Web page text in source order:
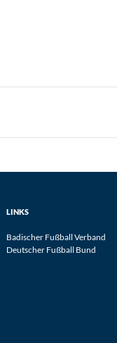
LINKS
Badischer Fußball Verband
Deutscher Fußball Bund